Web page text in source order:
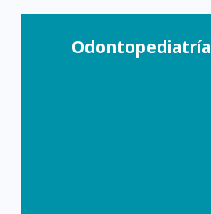
Odontopediatría